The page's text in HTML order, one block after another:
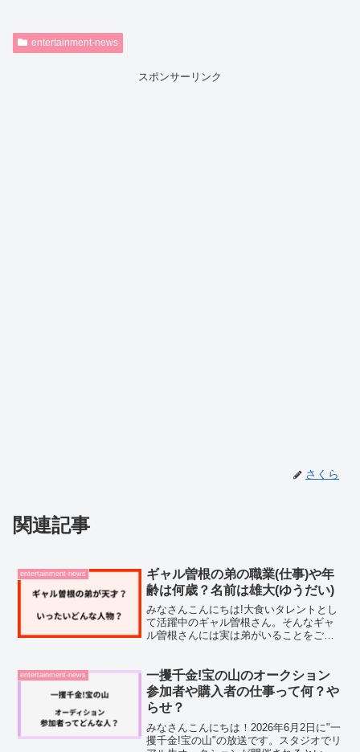
entertainment-news
スポンサーリンク
さくら
関連記事
entertainment-news
ギャル曽根の弟の職業(仕事)や年
齢は何歳？名前は雄大(ゆうだい)
みなさんこんにちは!大食いタレントとし
て活躍中のギャル曽根さん。そんなギャ
ル曽根さんには実は弟がいることをご存
レビで放送されるようです。ギャル曽根
さんの弟について調べて...
entertainment-news
一攫千金!宝の山のオークション
参加者や購入者の仕事って何？や
らせ？
みなさんこんにちは！2026年6月2日に"一
攫千金!宝の山"の放送です。スタジオでリ